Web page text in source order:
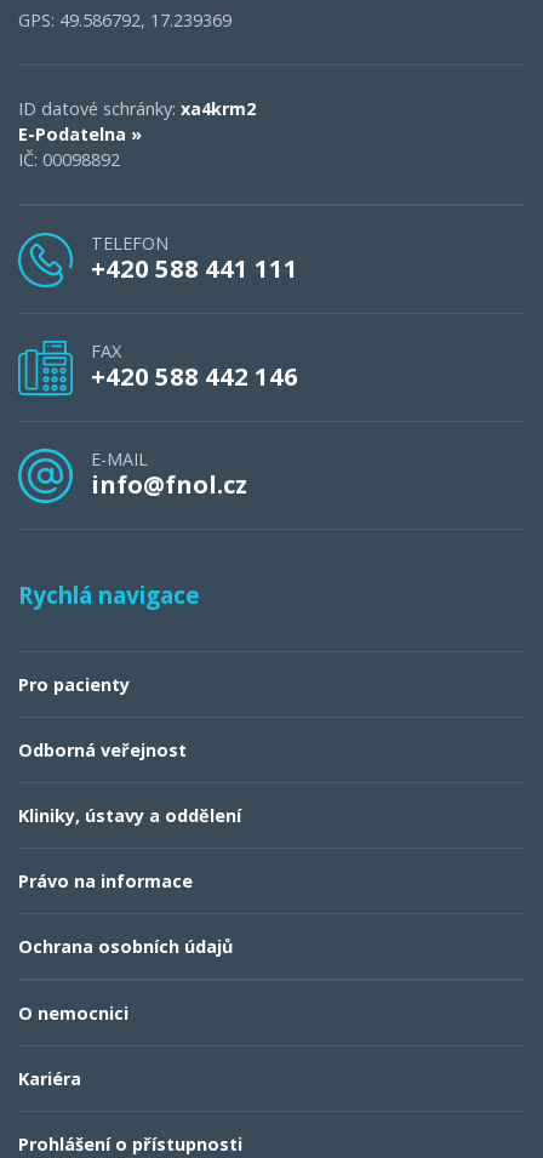
GPS: 49.586792, 17.239369
ID datové schránky: xa4krm2
E-Podatelna »
IČ: 00098892
TELEFON
+420 588 441 111
FAX
+420 588 442 146
E-MAIL
info@fnol.cz
Rychlá navigace
Pro pacienty
Odborná veřejnost
Kliniky, ústavy a oddělení
Právo na informace
Ochrana osobních údajů
O nemocnici
Kariéra
Prohlášení o přístupnosti